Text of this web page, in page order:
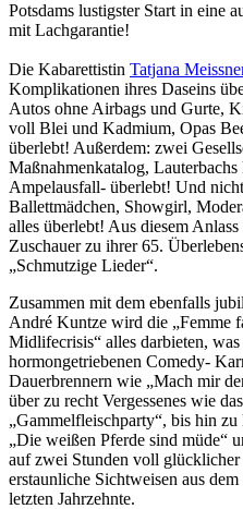
Potsdams lustigster Start in eine
mit Lachgarantie!
Die Kabarettistin Tatjana
Komplikationen ihres Daseins
Autos ohne Airbags und Gurte,
voll Blei und Kadmium, Opas
überlebt! Außerdem: zwei
Maßnahmenkatalog,
Ampelausfall- überlebt! Und
Ballettmädchen, Showgirl,
alles überlebt! Aus diesem
Zuschauer zu ihrer 65.
„Schmutzige Lieder“.
Zusammen mit dem ebenfalls
André Kuntze wird die „Femme
Midlifecrisis“ alles darbieten,
hormongetriebenen Comedy-
Dauerbrennern wie „Mach mir
über zu recht Vergessenes wie
„Gammelfleischparty“, bis hin
„Die weißen Pferde sind müde“
auf zwei Stunden voll
erstaunliche Sichtweisen aus
letzten Jahrzehnte.